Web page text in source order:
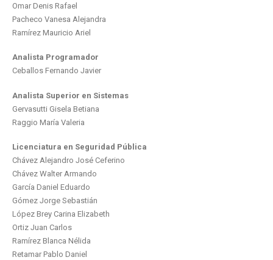
Omar Denis Rafael
Pacheco Vanesa Alejandra
Ramírez Mauricio Ariel
Analista Programador
Ceballos Fernando Javier
Analista Superior en Sistemas
Gervasutti Gisela Betiana
Raggio María Valeria
Licenciatura en Seguridad Pública
Chávez Alejandro José Ceferino
Chávez Walter Armando
García Daniel Eduardo
Gómez Jorge Sebastián
López Brey Carina Elizabeth
Ortiz Juan Carlos
Ramírez Blanca Nélida
Retamar Pablo Daniel